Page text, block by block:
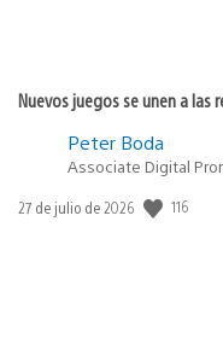
Nuevos juegos se unen a
Peter Boda
Associate Digital
Fecha
27 de julio de 2026 116